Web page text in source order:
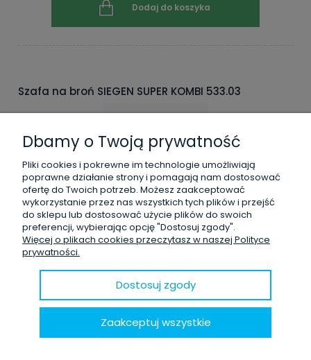
Dodaj do koszyka
Szafa na broń SIEGEN SUPER KOMBI 533.03
brutto:6 467,00 zł
netto:5 257,72 zł
zawiera 23% VAT, bez kosztów dostawy
Dodaj do koszyka
Dbamy o Twoją prywatność
Pliki cookies i pokrewne im technologie umożliwiają
poprawne działanie strony i pomagają nam dostosować
ofertę do Twoich potrzeb. Możesz zaakceptować
wykorzystanie przez nas wszystkich tych plików i przejść
do sklepu lub dostosować użycie plików do swoich
preferencji, wybierając opcję "Dostosuj zgody".
Więcej o plikach cookies przeczytasz w naszej Polityce
prywatności.
Dostosuj zgody
Zaakceptuj wszystkie